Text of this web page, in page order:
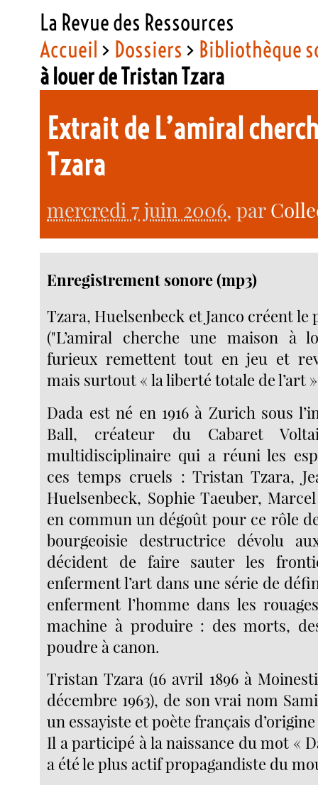
La Revue des Ressources
Accueil > Dossiers > Bibliothèque
à louer de Tristan Tzara
Extrait de L’amiral
Tzara
mercredi 7 juin 2006, par
Enregistrement sonore (mp3)
Tzara, Huelsenbeck et Janco créent le
("L’amiral cherche une maison à
furieux remettent tout en jeu et
mais surtout « la liberté totale de l’art
Dada est né en 1916 à Zurich sous
Ball, créateur du Cabaret
multidisciplinaire qui a réuni les
ces temps cruels : Tristan Tzara,
Huelsenbeck, Sophie Taeuber,
en commun un dégoût pour ce rôle
bourgeoisie destructrice dévolu
décident de faire sauter les
enferment l’art dans une série de
enferment l’homme dans les
machine à produire : des morts,
poudre à canon.
Tristan Tzara (16 avril 1896 à
décembre 1963), de son vrai nom
un essayiste et poète français
Il a participé à la naissance du mot «
a été le plus actif propagandiste du